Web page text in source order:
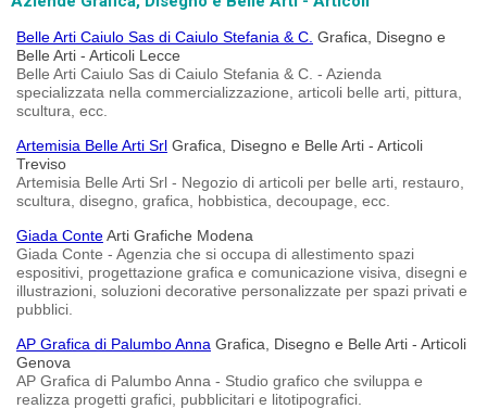
Belle Arti Caiulo Sas di Caiulo Stefania & C. Grafica, Disegno e
Belle Arti - Articoli Lecce
Belle Arti Caiulo Sas di Caiulo Stefania & C. - Azienda
specializzata nella commercializzazione, articoli belle arti, pittura,
scultura, ecc.
Artemisia Belle Arti Srl Grafica, Disegno e Belle Arti - Articoli
Treviso
Artemisia Belle Arti Srl - Negozio di articoli per belle arti, restauro,
scultura, disegno, grafica, hobbistica, decoupage, ecc.
Giada ConteArti Grafiche Modena
Giada Conte - Agenzia che si occupa di allestimento spazi
espositivi, progettazione grafica e comunicazione visiva, disegni e
illustrazioni, soluzioni decorative personalizzate per spazi privati e
pubblici.
AP Grafica di Palumbo Anna Grafica, Disegno e Belle Arti - Articoli
Genova
AP Grafica di Palumbo Anna - Studio grafico che sviluppa e
realizza progetti grafici, pubblicitari e litotipografici.